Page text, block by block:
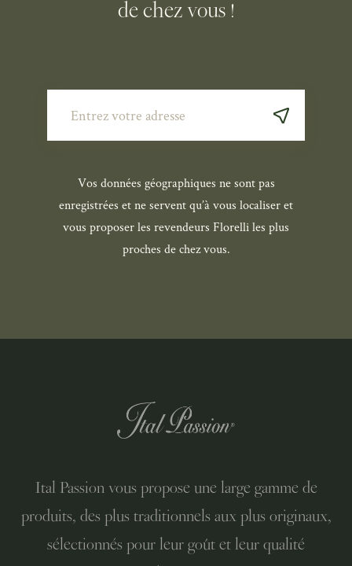
de chez vous !
Vos données géographiques ne sont pas
enregistrées et ne servent qu’à vous localiser et
vous proposer les revendeurs Florelli les plus
proches de chez vous.
Ital Passion vous propose une large gamme de
produits, des plus traditionnels aux plus originaux,
sélectionnés pour leur goût et leur qualité